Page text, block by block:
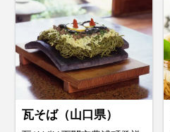
瓦そば（山口県）